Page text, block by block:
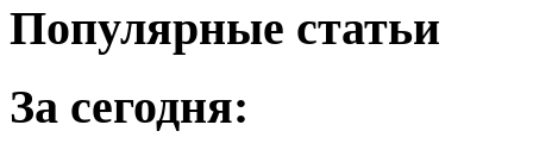
Популярные статьи
За сегодня: